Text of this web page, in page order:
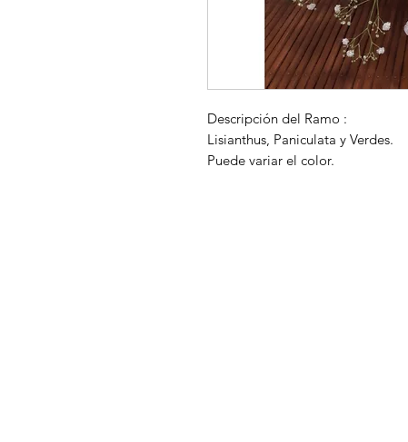
Descripción del Ramo :
Lisianthus, Paniculata y Verdes.
Puede variar el color.